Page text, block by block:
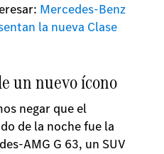
Mercedes-Benz
la nueva Clase
un nuevo ícono
negar que el
de la noche fue la
AMG G 63, un SUV